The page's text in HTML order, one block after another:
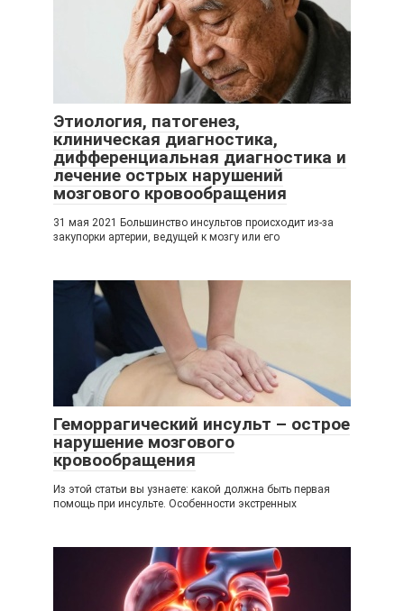
Этиология, патогенез,
клиническая диагностика,
дифференциальная диагностика и
лечение острых нарушений
мозгового кровообращения
31 мая 2021 Большинство инсультов происходит из-за
закупорки артерии, ведущей к мозгу или его
Геморрагический инсульт – острое
нарушение мозгового
кровообращения
Из этой статьи вы узнаете: какой должна быть первая
помощь при инсульте. Особенности экстренных